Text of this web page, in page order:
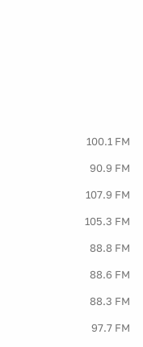
100.1 FM
90.9 FM
107.9 FM
105.3 FM
88.8 FM
88.6 FM
88.3 FM
97.7 FM